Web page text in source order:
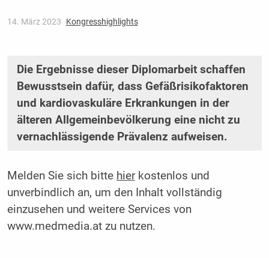
14. März 2023 Kongresshighlights
Die Ergebnisse dieser Diplomarbeit schaffen
Bewusstsein dafür, dass Gefäßrisikofaktoren
und kardiovaskuläre Erkrankungen in der
älteren Allgemeinbevölkerung eine nicht zu
vernachlässigende Prävalenz aufweisen.
Melden Sie sich bitte hierkostenlos und
unverbindlich an, um den Inhalt vollständig
einzusehen und weitere Services von
www.medmedia.at zu nutzen.